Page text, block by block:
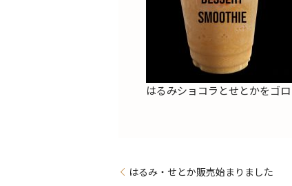
はるみショコラとせとかをゴ
はるみ・せとか販売始まりました